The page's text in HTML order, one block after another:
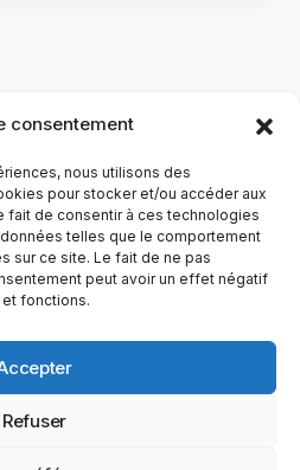
consentement
nous utilisons des
pour stocker et/ou accéder aux
fait de consentir à ces technologies
telles que le comportement
sur ce site. Le fait de ne pas
peut avoir un effet négatif
fonctions.
Refuser
dédié aux nouvelles
et au numérique. Fondé par
autour de l’innovation,
science, avec une approche